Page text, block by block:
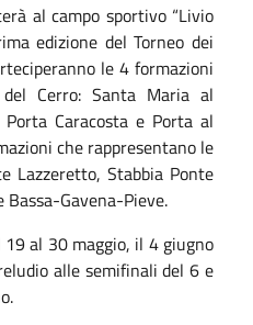
al campo sportivo “Livio
edizione del Torneo dei
le 4 formazioni
Cerro: Santa Maria al
Caracosta e Porta al
che rappresentano le
Lazzeretto, Stabbia Ponte
Bassa-Gavena-Pieve.
al 30 maggio, il 4 giugno
alle semifinali del 6 e